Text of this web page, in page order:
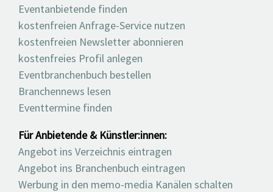
Eventanbietende finden
kostenfreien Anfrage-Service nutzen
kostenfreien Newsletter abonnieren
kostenfreies Profil anlegen
Eventbranchenbuch bestellen
Branchennews lesen
Eventtermine finden
Für Anbietende & Künstler:innen:
Angebot ins Verzeichnis eintragen
Angebot ins Branchenbuch eintragen
Werbung in den memo-media Kanälen schalten